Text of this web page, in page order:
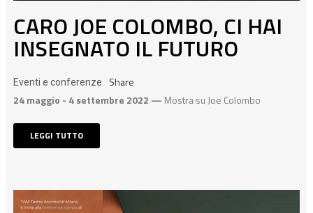
CARO JOE COLOMBO, CI HAI
INSEGNATO IL FUTURO
Eventi e conferenze
Share
24 maggio - 4 settembre 2022 — Mostra su Joe Colombo
LEGGI TUTTO